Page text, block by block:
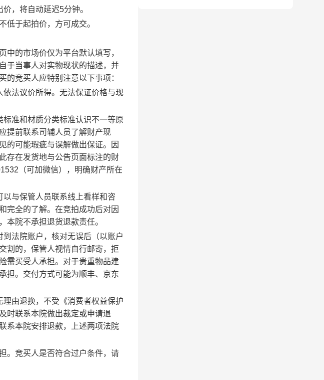
价，将自动延迟5分钟。
低于起拍价，方可成交。
中的市场价仅为平台默认填写，
于当事人对实物现状的描述，并
竞买人应特别注意以下事项：
法议价所得。无法保证价格与现
准和材质分类标准认识不一等原
提前联系司辅人员了解财产现
的可能瑕疵与误解做出保证。因
存在发货地与公告页面标注的财
（可加微信）
，明确财产所在
与保管人员联系线上看样和咨
完全的了解。在竞拍成功后对因
本院不承担退货退款责任。
法院账户，核对无误后（以账户
割的，保管人视情自行邮寄，拒
需买受人承担。对于贵重物品建
担。交付方式可能为顺丰、京东
由退换，不受《消费者权益保护
时联系本院做出裁定或申请退
系本院安排退款，上述两项法院
。竞买人是否符合过户条件，请